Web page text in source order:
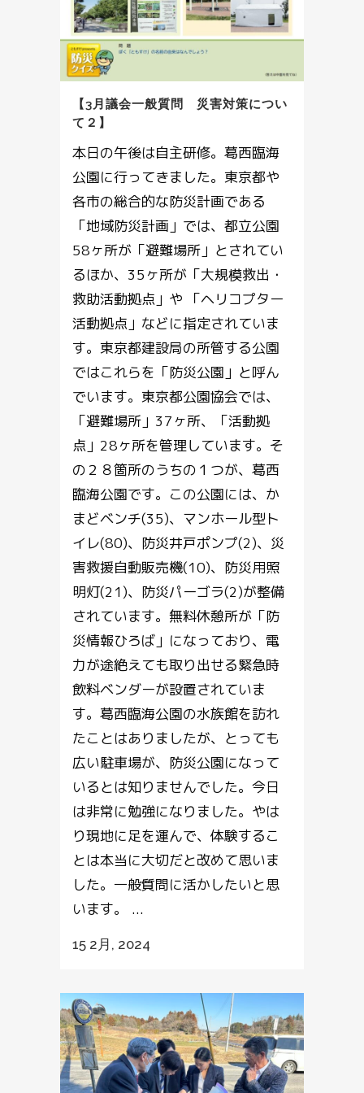
【3月議会一般質問 災害対策につい
て２】
本日の午後は自主研修。葛西臨海
公園に行ってきました。東京都や
各市の総合的な防災計画である
「地域防災計画」では、都立公園
58ヶ所が「避難場所」とされてい
るほか、35ヶ所が「大規模救出・
救助活動拠点」や 「ヘリコプター
活動拠点」などに指定されていま
す。東京都建設局の所管する公園
ではこれらを「防災公園」と呼ん
でいます。東京都公園協会では、
「避難場所」37ヶ所、「活動拠
点」28ヶ所を管理しています。そ
の２８箇所のうちの１つが、葛西
臨海公園です。この公園には、か
まどベンチ(35)、マンホール型ト
イレ(80)、防災井戸ポンプ(2)、災
害救援自動販売機(10)、防災用照
明灯(21)、防災パーゴラ(2)が整備
されています。無料休憩所が「防
災情報ひろば」になっており、電
力が途絶えても取り出せる緊急時
飲料ベンダーが設置されていま
す。葛西臨海公園の水族館を訪れ
たことはありましたが、とっても
広い駐車場が、防災公園になって
いるとは知りませんでした。今日
は非常に勉強になりました。やは
り現地に足を運んで、体験するこ
とは本当に大切だと改めて思いま
した。一般質問に活かしたいと思
います。 ...
15 2月, 2024